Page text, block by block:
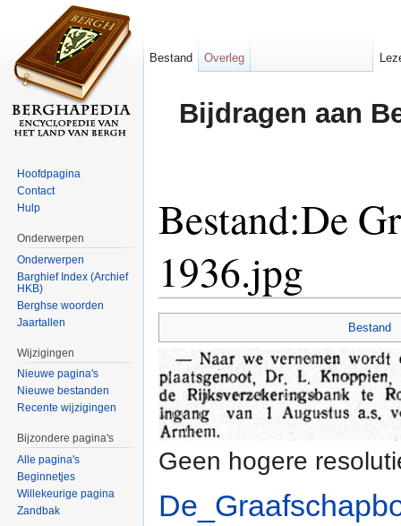
Bijdragen aan
Bestand:De
1936.jpg
Bestand
Geen hogere
Bestand Overleg
Hoofdpagina
Contact
Hulp
Onderwerpen
Onderwerpen
Barghief Index (Archief
HKB)
Berghse woorden
Jaartallen
Wijzigingen
Nieuwe pagina's
Nieuwe bestanden
Recente wijzigingen
Bijzondere pagina's
Alle pagina's
Beginnetjes
Willekeurige pagina
Zandbak